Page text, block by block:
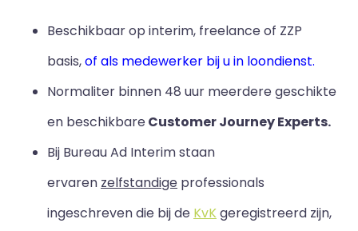
Beschikbaar op interim, freelance of ZZP
basis,of als medewerker bij u in loondienst.
Normaliter binnen 48 uur meerdere geschikte
en beschikbareCustomer Journey Experts.
Bij Bureau Ad Interim staan
ervaren zelfstandige professionals
ingeschreven die bij de KvKgeregistreerd zijn,